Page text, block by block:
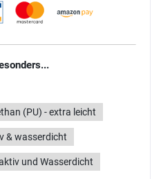
(PU) - extra leicht
& wasserdicht
und Wasserdicht